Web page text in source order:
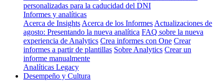
personalizadas para la caducidad del DNI
Informes y analíticas
Acerca de Insights Acerca de los Informes Actualizaciones de
agosto: Presentando la nueva analítica FAQ sobre la nueva
experiencia de Analytics Crea informes con One Crear
informes a partir de plantillas Sobre Analytics Crear un
informe manualmente
Analíticas Legacy
Desempeño y Cultura